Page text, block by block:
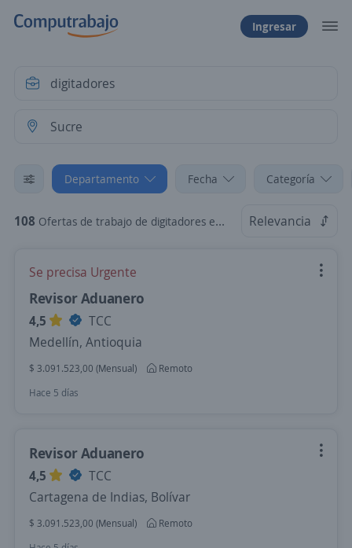
Ingresar
Departamento Fecha Categoría
108 Ofertas de trabajo de digitadores en Sucre Relevancia
Se precisa Urgente
Revisor Aduanero
4,5
TCC
Medellín, Antioquia
$ 3.091.523,00 (Mensual)
Remoto
Hace 5 días
Revisor Aduanero
4,5
TCC
Cartagena de Indias, Bolívar
$ 3.091.523,00 (Mensual)
Remoto